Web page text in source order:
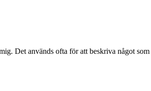
Det används ofta för att beskriva något